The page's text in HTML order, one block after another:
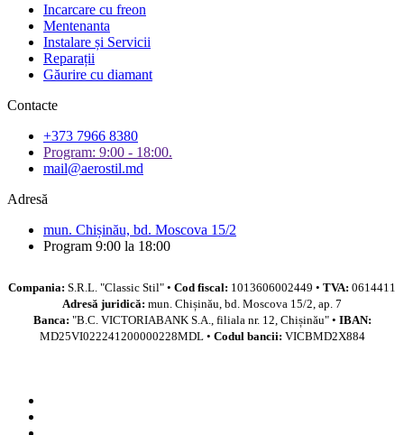
Incarcare cu freon
Mentenanta
Instalare și Servicii
Reparații
Găurire cu diamant
Contacte
+373 7966 8380
Program: 9:00 - 18:00.
mail@aerostil.md
Adresă
mun. Chișinău, bd. Moscova 15/2
Program 9:00 la 18:00
Compania: S.R.L. "Classic Stil" • Cod fiscal: 1013606002449 • TVA: 0614411
Adresă juridică: mun. Chișinău, bd. Moscova 15/2, ap. 7
Banca: "B.C. VICTORIABANK S.A., filiala nr. 12, Chișinău" • IBAN:
MD25VI022241200000228MDL • Codul bancii: VICBMD2X884